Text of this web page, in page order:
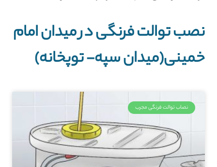
نصب توالت فرنگی در میدان امام
خمینی(میدان سپه- توپخانه)
نصاب توالت فرنگی مجرب